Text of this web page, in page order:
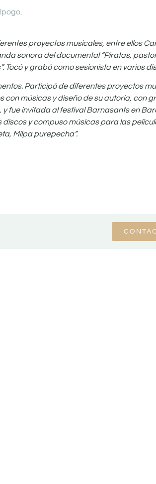
.
proyectos musicales, entre ellos
sonora del documental “Piratas,
Tocó y grabó como sesionista en varios
Participó de diferentes proyectos
músicas y diseño de su autoría, con
fue invitada al festival Barnasants en
y compuso músicas para las
Milpa purepecha”.